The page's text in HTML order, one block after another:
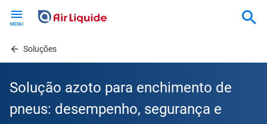
contentSoluções
Solução azoto para enchimento de
pneus: desempenho, segurança e